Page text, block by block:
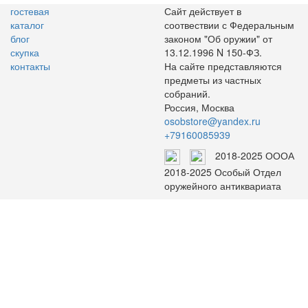
гостевая
каталог
блог
скупка
контакты
Сайт действует в
соотвествии с Федеральным
законом "Об оружии" от
13.12.1996 N 150-ФЗ.
На сайте представляются
предметы из частных
собраний.
Россия, Москва
osobstore@yandex.ru
+79160085939
2018-2025 ОООА
2018-2025 Особый Отдел
оружейного антиквариата